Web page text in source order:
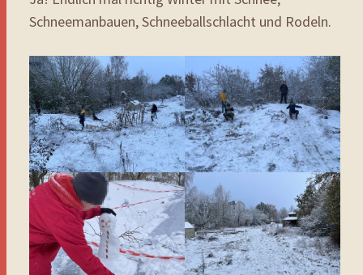
Schneemanbauen, Schneeballschlacht und Rodeln.